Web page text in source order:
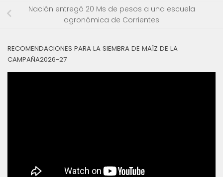
Nación entregó 20 Ms de pesos a una escuela
agronómica de Corrientes
RECOMENDACIONES PARA LA SIEMBRA DE MAÍZ DE LA
CAMPAÑA2026-27